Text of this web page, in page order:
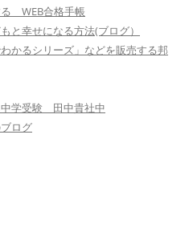
WEB合格手帳
と幸せになる方法(ブログ）
かるシリーズ」などを販売する邦
中学受験 田中貴社中
ログ